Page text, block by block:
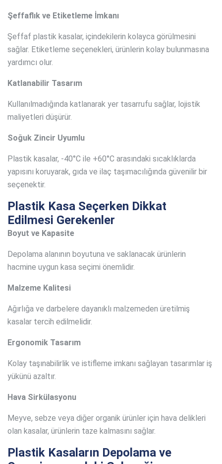
Şeffaflık ve Etiketleme İmkanı
Şeffaf plastik kasalar, içindekilerin kolayca görülmesini
sağlar. Etiketleme seçenekleri, ürünlerin kolay bulunmasına
yardımcı olur.
Katlanabilir Tasarım
Kullanılmadığında katlanarak yer tasarrufu sağlar, lojistik
maliyetleri düşürür.
Soğuk Zincir Uyumlu
Plastik kasalar, -40°C ile +60°C arasındaki sıcaklıklarda
yapısını koruyarak, gıda ve ilaç taşımacılığında güvenilir bir
seçenektir.
Plastik Kasa Seçerken Dikkat
Edilmesi Gerekenler
Boyut ve Kapasite
Depolama alanının boyutuna ve saklanacak ürünlerin
hacmine uygun kasa seçimi önemlidir.
Malzeme Kalitesi
Ağırlığa ve darbelere dayanıklı malzemeden üretilmiş
kasalar tercih edilmelidir.
Ergonomik Tasarım
Kolay taşınabilirlik ve istifleme imkanı sağlayan tasarımlar iş
yükünü azaltır.
Hava Sirkülasyonu
Meyve, sebze veya diğer organik ürünler için hava delikleri
olan kasalar, ürünlerin taze kalmasını sağlar.
Plastik Kasaların Depolama ve